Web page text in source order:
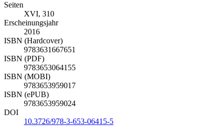
Seiten
XVI, 310
Erscheinungsjahr
2016
ISBN (Hardcover)
9783631667651
ISBN (PDF)
9783653064155
ISBN (MOBI)
9783653959017
ISBN (ePUB)
9783653959024
DOI
10.3726/978-3-653-06415-5